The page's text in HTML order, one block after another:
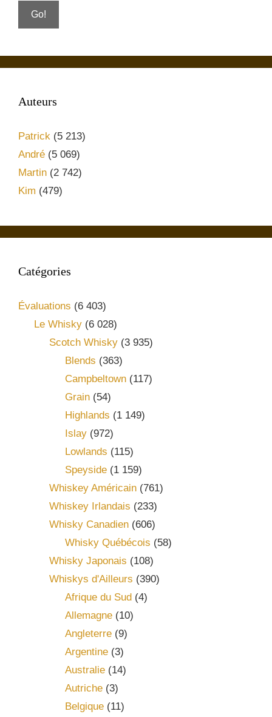
Auteurs
Patrick (5 213)
André (5 069)
Martin (2 742)
Kim (479)
Catégories
Évaluations (6 403)
Le Whisky(6 028)
Scotch Whisky (3 935)
Blends (363)
Campbeltown(117)
Grain(54)
Highlands (1 149)
Islay(972)
Lowlands (115)
Speyside(1 159)
Whiskey Américain (761)
Whiskey Irlandais (233)
Whisky Canadien (606)
Whisky Québécois (58)
Whisky Japonais (108)
Whiskys d'Ailleurs (390)
Afrique du Sud (4)
Allemagne(10)
Angleterre(9)
Argentine(3)
Australie(14)
Autriche(3)
Belgique(11)